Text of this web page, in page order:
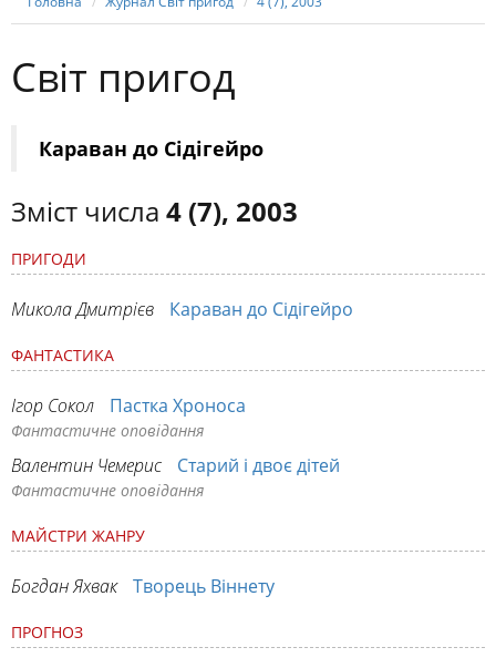
Світ пригод
Караван до Сідігейро
Зміст числа 4 (7), 2003
ПРИГОДИ
Микола Дмитрієв Караван до Сідігейро
ФАНТАСТИКА
Ігор Сокол Пастка Хроноса
Фантастичне оповідання
Валентин Чемерис Старий і двоє дітей
Фантастичне оповідання
МАЙСТРИ ЖАНРУ
Богдан Яхвак Творець Віннету
ПРОГНОЗ